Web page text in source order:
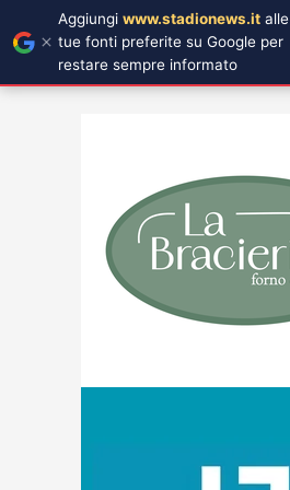
Aggiungi www.stadionews.it alle
tue fonti preferite su Google per
restare sempre informato